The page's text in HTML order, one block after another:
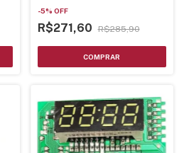
-5% OFF
R$271,60 R$285,90